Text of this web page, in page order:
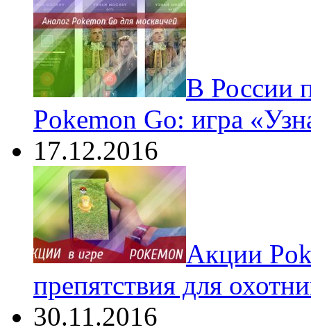
В России
Pokemon Go: игра
17.12.2016
Акции
препятствия для
30.11.2016